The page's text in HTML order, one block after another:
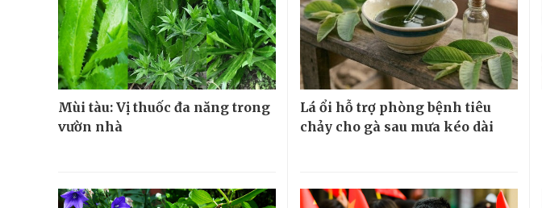
Mùi tàu: Vị thuốc đa năng trong
vườn nhà
Lá ổi hỗ trợ phòng bệnh tiêu
chảy cho gà sau mưa kéo dài